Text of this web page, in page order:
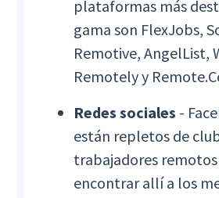
plataformas más
gama son FlexJobs,
Remotive, AngelList,
Remotely y
Redes sociales -
están repletos de
trabajadores remotos
encontrar allí a los